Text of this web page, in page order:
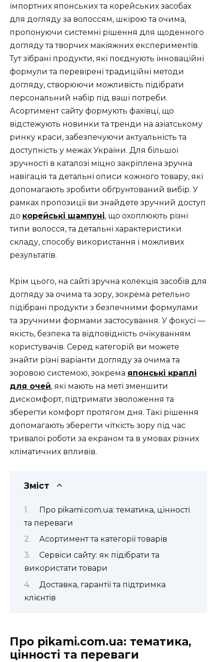
імпортних японських та корейських засобах
для догляду за волоссям, шкірою та очима,
пропонуючи системні рішення для щоденного
догляду та творчих макіяжних експериментів.
Тут зібрані продукти, які поєднують інноваційні
формули та перевірені традиційні методи
догляду, створюючи можливість підібрати
персональний набір під ваші потреби.
Асортимент сайту формують фахівці, що
відстежують новинки та тренди на азіатському
ринку краси, забезпечуючи актуальність та
доступність у межах України. Для більшої
зручності в каталозі міцно закріплена зручна
навігація та детальні описи кожного товару, які
допомагають зробити обґрунтований вибір. У
рамках пропозиції ви знайдете зручний доступ
до корейські шампуні, що охоплюють різні
типи волосся, та детальні характеристики
складу, способу використання і можливих
результатів.
Крім цього, на сайті зручна колекція засобів для
догляду за очима та зору, зокрема ретельно
підібрані продукти з безпечними формулами
та зручними формами застосування. У фокусі —
якість, безпека та відповідність очікуванням
користувачів. Серед категорій ви можете
знайти різні варіанти догляду за очима та
зоровою системою, зокрема японські краплі
для очей, які мають на меті зменшити
дискомфорт, підтримати зволоження та
зберегти комфорт протягом дня. Такі рішення
допомагають зберегти чіткість зору під час
тривалої роботи за екраном та в умовах різних
кліматичних впливів.
Зміст
Про pikami.com.ua: тематика, цінності
та переваги
Асортимент та категорії товарів
Сервіси сайту: як підібрати та
використати товари
Доставка, гарантії та підтримка
клієнтів
Про pikami.com.ua: тематика,
цінності та переваги